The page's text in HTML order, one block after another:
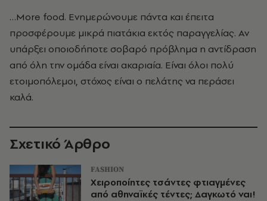
…More food. Ενημερώνουμε πάντα και έπειτα
προσφέρουμε μικρά πιατάκια εκτός παραγγελίας. Αν
υπάρξει οποιοδήποτε σοβαρό πρόβλημα η αντίδραση
από όλη την ομάδα είναι ακαριαία. Είναι όλοι πολύ
ετοιμοπόλεμοι, στόχος είναι ο πελάτης να περάσει
καλά.
Σχετικό Άρθρο
FASHION
Χειροποίητες τσάντες φτιαγμένες
από αθηναϊκές τέντες; Δαγκωτό ναι!